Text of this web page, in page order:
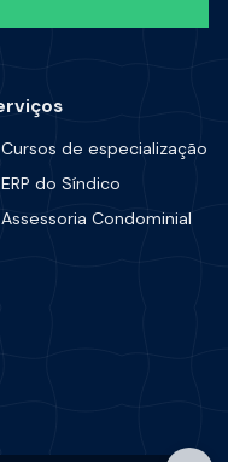
Cursos de especialização
ERP do Síndico
Assessoria Condominial